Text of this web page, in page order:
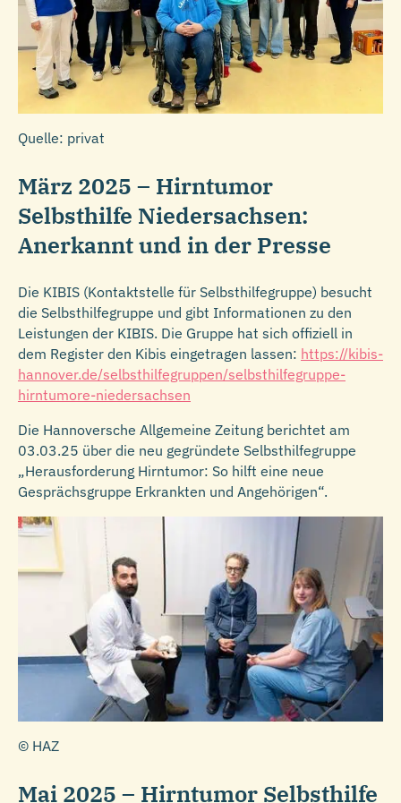
Quelle: privat
März 2025 – Hirntumor
Selbsthilfe Niedersachsen:
Anerkannt und in der Presse
Die KIBIS (Kontaktstelle für Selbsthilfegruppe) besucht
die Selbsthilfegruppe und gibt Informationen zu den
Leistungen der KIBIS. Die Gruppe hat sich offiziell in
dem Register den Kibis eingetragen lassen: https://kibis-
hannover.de/selbsthilfegruppen/selbsthilfegruppe-
hirntumore-niedersachsen
Die Hannoversche Allgemeine Zeitung berichtet am
03.03.25 über die neu gegründete Selbsthilfegruppe
„Herausforderung Hirntumor: So hilft eine neue
Gesprächsgruppe Erkrankten und Angehörigen“.
© HAZ
Mai 2025 – Hirntumor Selbsthilfe